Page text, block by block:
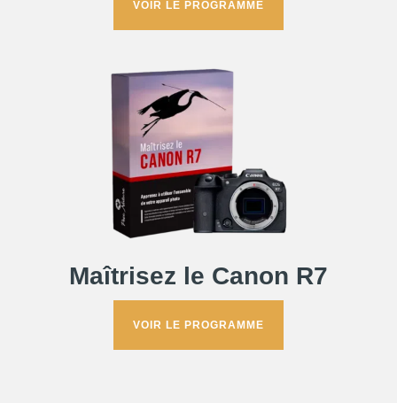
VOIR LE PROGRAMME
Maîtrisez le Canon R7
VOIR LE PROGRAMME